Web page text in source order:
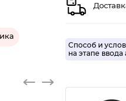
Способ и
на этапе ввода